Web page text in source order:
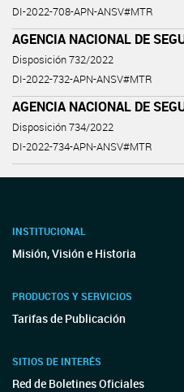
DI-2022-708-APN-ANSV#MTR
AGENCIA NACIONAL DE
Disposición 732/2022
DI-2022-732-APN-ANSV#MTR
AGENCIA NACIONAL DE
Disposición 734/2022
DI-2022-734-APN-ANSV#MTR
INSTITUCIONAL
Misión, Visión e Historia
PRODUCTOS Y SERVICIOS
Tarifas de Publicación
SITIOS DE INTERÉS
Red de Boletines Oficiales